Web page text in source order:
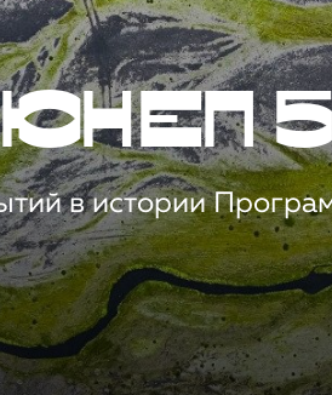
ЮНЕП
в истории